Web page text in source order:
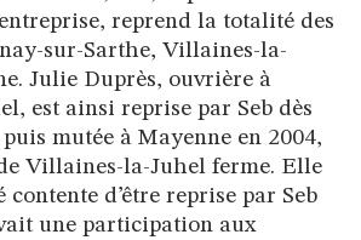
reprend la totalité des
sur-Sarthe, Villaines-la-
Julie Duprès, ouvrière à
est ainsi reprise par Seb dès
mutée à Mayenne en 2004,
Villaines-la-Juhel ferme. Elle
d’être reprise par Seb
une participation aux